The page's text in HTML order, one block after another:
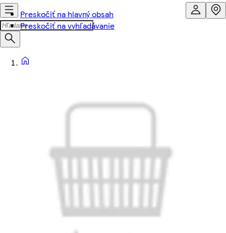
Preskočiť na hlavný obsah
Preskočiť na vyhľadávanie